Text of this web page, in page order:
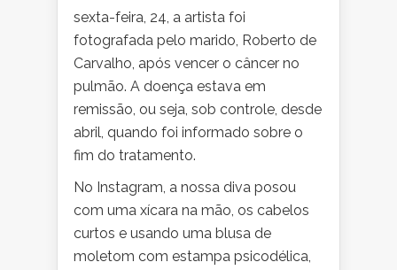
sexta-feira, 24, a artista foi
fotografada pelo marido, Roberto de
Carvalho, após vencer o câncer no
pulmão. A doença estava em
remissão, ou seja, sob controle, desde
abril, quando foi informado sobre o
fim do tratamento.
No Instagram, a nossa diva posou
com uma xícara na mão, os cabelos
curtos e usando uma blusa de
moletom com estampa psicodélica,